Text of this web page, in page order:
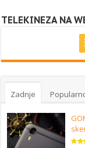
TELEKINEZA NA
Zadnje